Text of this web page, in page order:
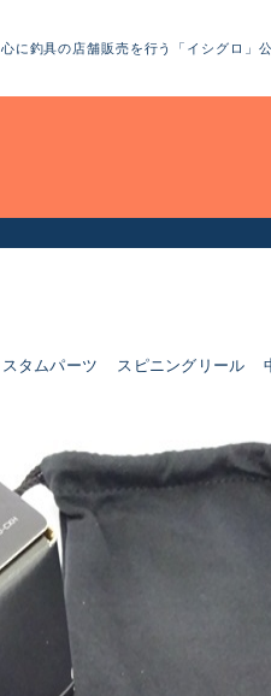
に釣具の店舗販売を行う「イシグロ」
タムパーツ スピニングリール